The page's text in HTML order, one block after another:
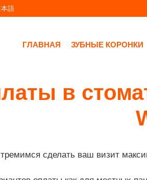
本語
ГЛАВНАЯ ЗУБНЫЕ КОРОНКИ
в
сделать ваш визит